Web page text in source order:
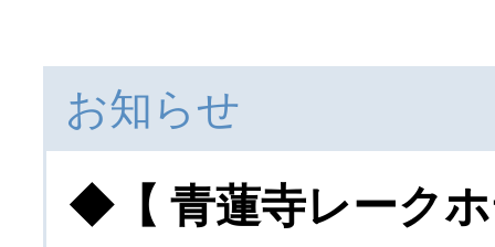
お知らせ
◆【 青蓮寺レーク